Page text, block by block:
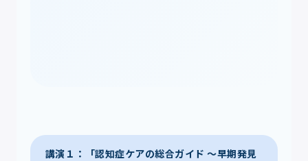
講演１：「認知症ケアの総合ガイド ～早期発見